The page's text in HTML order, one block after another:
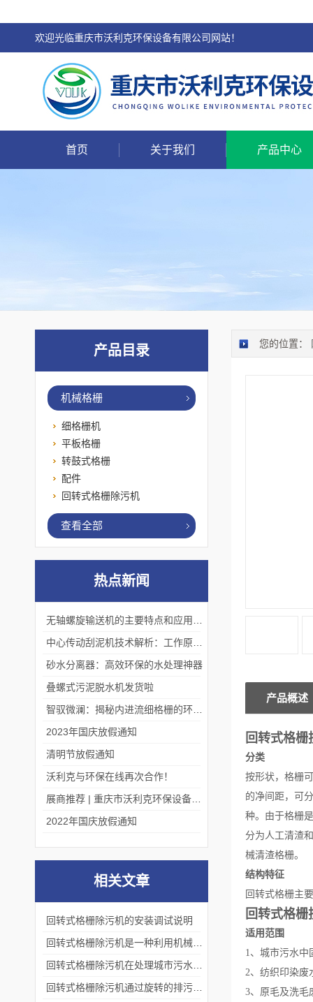
欢迎光临重庆市沃利克环保设备有限公司网站！
首页 关于我们 产品中心
您的位置：
产品概述
回转式格
分类
按形状，格栅
的净间距，可
种。由于格栅
分为人工清渣
械清渣格栅。
结构特征
回转式格栅主
回转式格
适用范围
1、城市污水中
2、纺织印染废
3、原毛及洗毛
产品目录
机械格栅
细格栅机
平板格栅
转鼓式格栅
配件
回转式格栅除污机
查看全部
热点新闻
砂水分离器：高效环保的水处理神器
叠螺式污泥脱水机发货啦
2023年国庆放假通知
清明节放假通知
沃利克与环保在线再次合作！
2022年国庆放假通知
相关文章
回转式格栅除污机的安装调试说明